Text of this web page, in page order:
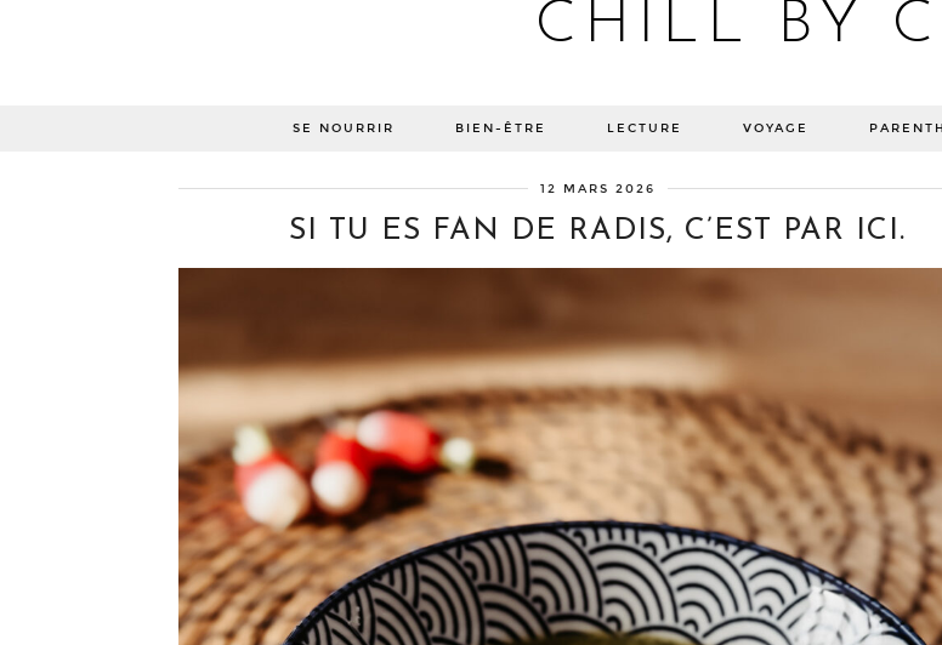
CHILL BY
SE NOURRIR BIEN-ÊTRE LECTURE VOYAGE
12 MARS 2026
SI TU ES FAN DE RADIS, C’EST PAR ICI.